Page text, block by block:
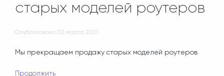
старых моделей роутеров
Опубликовано 03 марта 2021 .
Мы прекращаем продажу старых моделей роутеров
Продолжить